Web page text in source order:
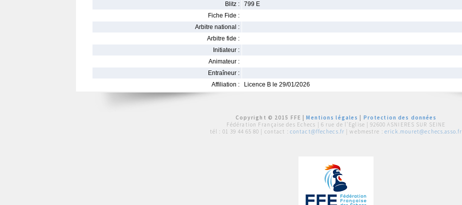
Blitz :
799 E
Fiche Fide :
Arbitre national :
Arbitre fide :
Initiateur :
Animateur :
Entraîneur :
Affiliation :
Licence B le 29/01/2026
Copyright © 2015 FFE |Mentions légales
Protection des données
Fédération Française des Echecs | 6 rue de l'Eglise | 92600 ASNIERES SUR SEINE
tél : 01 39 44 65 80 | contact : contact@ffechecs.fr | webmestre : erick.mouret@echecs.asso.fr